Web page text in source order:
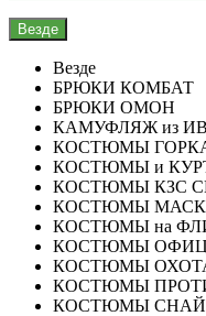
Везде
Везде
БРЮКИ КОМБАТ
БРЮКИ ОМОН
КАМУФЛЯЖ из
КОСТЮМЫ
КОСТЮМЫ и
КОСТЮМЫ КЗС
КОСТЮМЫ
КОСТЮМЫ на
КОСТЮМЫ
КОСТЮМЫ
КОСТЮМЫ
КОСТЮМЫ